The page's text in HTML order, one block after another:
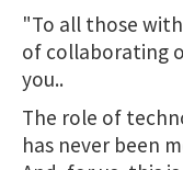
"To all those
of collaborating
you..
The role of
has never been